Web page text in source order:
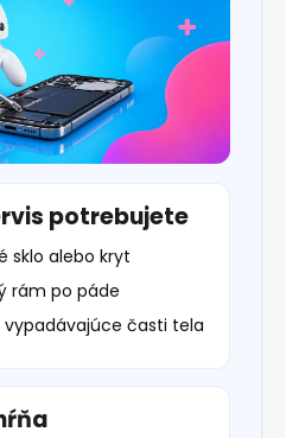
potrebujete
sklo alebo kryt
rám po páde
časti tela